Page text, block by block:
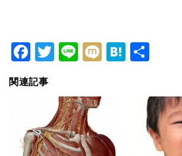
Facebook
Twitter
LineMixiHatena
関連記事